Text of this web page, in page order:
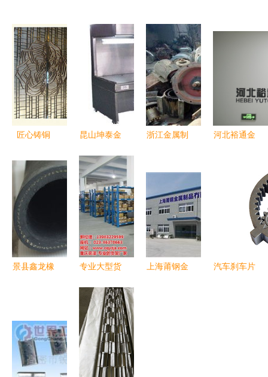
匠心铸铜
下金属制品
——铜门窗
定制价格与
工艺解析
昆山坤泰金
镭射加工引
领厨房用品
新风尚
浙江金属制
脉 服装设
备与图片信
息的三元共
振
河北裕通金
造厨房用品
的品质之选
景县鑫龙橡
房用品的创
新与品质之
选
专业大型货
泽金属制
品，品质之
选
上海莆钢金
汽车刹车片